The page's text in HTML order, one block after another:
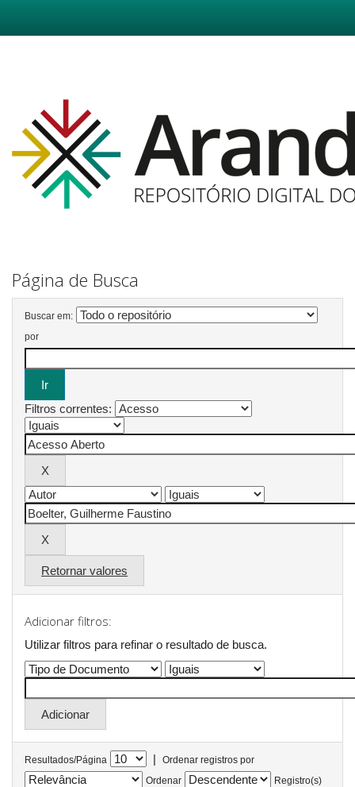
Página de Busca
Buscar em:
por
Filtros correntes:
Retornar valores
Adicionar filtros:
Utilizar filtros para refinar o resultado de busca.
Resultados/Página |
Ordenar registros por
Ordenar
Registro(s)